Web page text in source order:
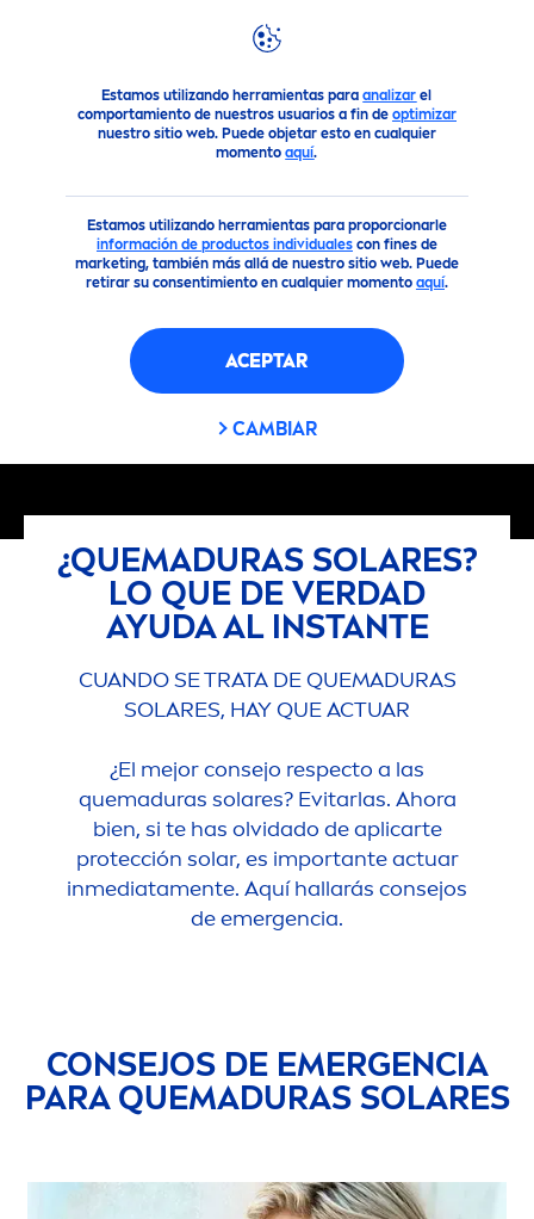
Estamos utilizando herramientas paraanalizar el
comportamiento de nuestros usuarios a fin de optimizar
nuestro sitio web. Puede objetar esto en cualquier
momentoaquí.
Estamos utilizando herramientas para proporcionarle
información de productos individualescon fines de
marketing, también más allá de nuestro sitio web. Puede
retirar su consentimiento en cualquier momento aquí.
ACEPTAR
CAMBIAR
mendaciones Proteccion Solar ¿Quemaduras
¿QUEMADURAS SOLARES?
LO QUE DE VERDAD
AYUDA AL INSTANTE
CUANDO SE TRATA DE QUEMADURAS
SOLARES, HAY QUE ACTUAR
¿El mejor consejo respecto a las
quemaduras solares? Evitarlas. Ahora
bien, si te has olvidado de aplicarte
protección solar, es importante actuar
inmediatamente. Aquí hallarás consejos
de emergencia.
CONSEJOS DE EMERGENCIA
PARA QUEMADURAS SOLARES